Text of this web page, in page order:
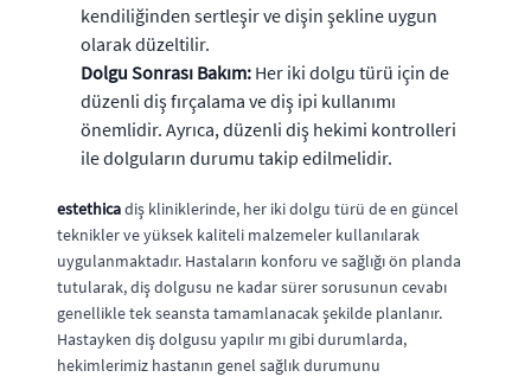
kendiliğinden sertleşir ve dişin şekline uygun
olarak düzeltilir.
Dolgu Sonrası Bakım: Her iki dolgu türü için de
düzenli diş fırçalama ve diş ipi kullanımı
önemlidir. Ayrıca, düzenli diş hekimi kontrolleri
ile dolguların durumu takip edilmelidir.
estethicadiş kliniklerinde, her iki dolgu türü de en güncel
teknikler ve yüksek kaliteli malzemeler kullanılarak
uygulanmaktadır. Hastaların konforu ve sağlığı ön planda
tutularak, diş dolgusu ne kadar sürer sorusunun cevabı
genellikle tek seansta tamamlanacak şekilde planlanır.
Hastayken diş dolgusu yapılır mı gibi durumlarda,
hekimlerimiz hastanın genel sağlık durumunu